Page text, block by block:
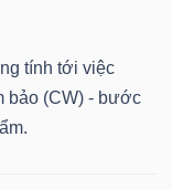
tính tới việc
bảo (CW) - bước